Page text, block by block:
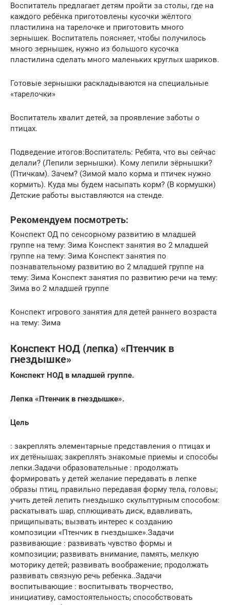
Воспитатель предлагает детям пройти за столы, где на
каждого ребёнка приготовлены кусочки жёлтого
пластилина на тарелочке и приготовить много
зернышек. Воспитатель поясняет, чтобы получилось
много зернышек, нужно из большого кусочка
пластилина сделать много маленьких круглых шариков.
Готовые зернышки раскладываются на специальные
«тарелочки»
Воспитатель хвалит детей, за проявление заботы о
птицах.
Подведение итогов:Воспитатель: Ребята, что вы сейчас
делали? (Лепили зернышки). Кому лепили зёрнышки?
(Птичкам). Зачем? (Зимой мало корма и птичек нужно
кормить). Куда мы будем насыпать корм? (В кормушки)
Детские работы выставляются на стенде.
Рекомендуем посмотреть:
Конспект ОД по сенсорному развитию в младшей
группе на тему: Зима Конспект занятия во 2 младшей
группе на тему: Зима Конспект занятия по
познавательному развитию во 2 младшей группе на
тему: Зима Конспект занятия по развитию речи на тему:
Зима во 2 младшей группе
Конспект игрового занятия для детей раннего возраста
на тему: Зима
Конспект НОД (лепка) «Птенчик в
гнездышке»
Конспект НОД в младшей группе.
Лепка «Птенчик в гнездышке».
Цель
: закреплять элементарные представления о птицах и
их детёнышах; закреплять знакомые приемы и способы
лепки.Задачи образовательные : продолжать
формировать у детей желание передавать в лепке
образы птиц, правильно передавая форму тела, головы;
учить детей лепить гнездышко скульптурным способом:
раскатывать шар, сплющивать диск, вдавливать,
прищипывать; вызвать интерес к созданию
композиции «Птенчик в гнездышке».Задачи
развивающие : развивать чувство формы и
композиции; развивать внимание, память, мелкую
моторику детей; развивать воображение; продолжать
развивать связную речь ребенка..Задачи
воспитывающие : воспитывать творчество,
инициативу, самостоятельность; способствовать